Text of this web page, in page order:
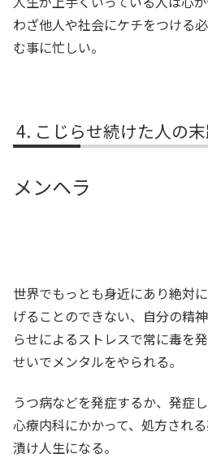
わざ他人や社会にケチをつける
む事に忙しい。
こじらせ続けた人の
メンヘラ
世界でもっとも身近にあり絶対
げることのできない、自分の精
らせによるストレスで常に毒を
せいでメンタルをやられる。
うつ病などを発症するか、発症
心療内科にかかって、処方され
漬け人生になる。